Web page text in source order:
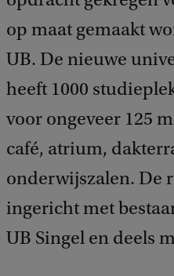
op maat gemaakt
UB. De nieuwe
heeft 1000
voor ongeveer 125
café, atrium,
onderwijszalen. De
ingericht met
UB Singel en deels